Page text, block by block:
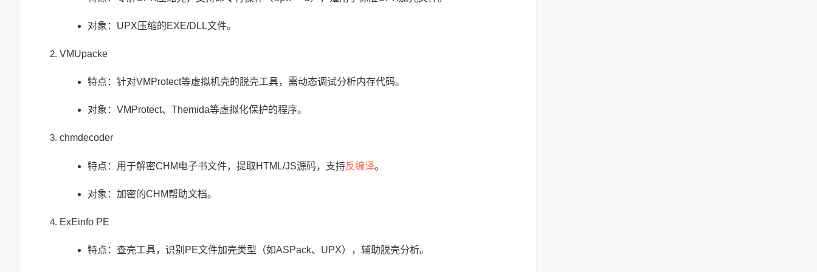
对象：UPX压缩的EXE/DLL文件。
VMUpacke
特点：针对VMProtect等虚拟机壳的脱壳工具，需动态调试分析内存代码。
对象：VMProtect、Themida等虚拟化保护的程序。
chmdecoder
特点：用于解密CHM电子书文件，提取HTML/JS源码，支持反编译。
对象：加密的CHM帮助文档。
ExEinfo PE
特点：查壳工具，识别PE文件加壳类型（如ASPack、UPX），辅助脱壳分析。